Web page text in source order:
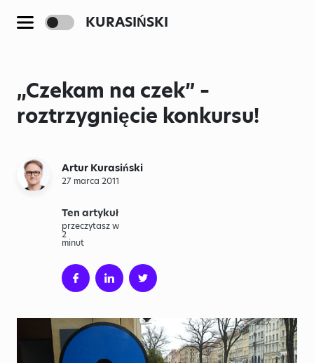
KURASIŃSKI
„Czekam na czek” –
roztrzygnięcie konkursu!
Artur Kurasiński
27 marca 2011
Ten artykuł
przeczytasz w
2
minut